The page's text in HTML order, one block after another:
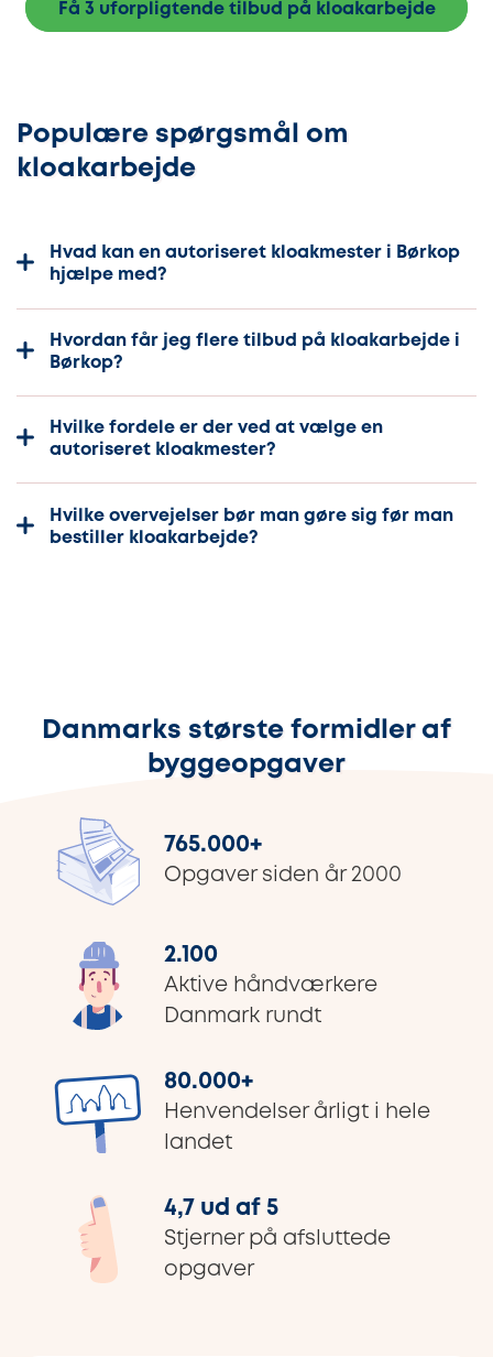
Få 3 uforpligtende tilbud på kloakarbejde
Populære spørgsmål om
kloakarbejde
Hvad kan en autoriseret kloakmester i Børkop
hjælpe med?
Hvordan får jeg flere tilbud på kloakarbejde i
Børkop?
Hvilke fordele er der ved at vælge en
autoriseret kloakmester?
Hvilke overvejelser bør man gøre sig før man
bestiller kloakarbejde?
Danmarks største formidler af
byggeopgaver
765.000+
Opgaver siden år 2000
2.100
Aktive håndværkere
Danmark rundt
80.000+
Henvendelser årligt i hele
landet
4,7 ud af 5
Stjerner på afsluttede
opgaver